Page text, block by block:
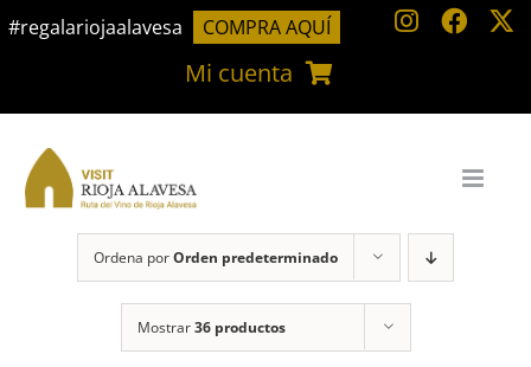
Saltar
#regalariojaalavesa COMPRA AQUÍ
Mi cuenta
Ordena porOrden predeterminado
Mostrar36 productos